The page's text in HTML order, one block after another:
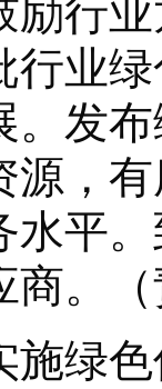
励行
行业
。发
源，
水平
商。
色